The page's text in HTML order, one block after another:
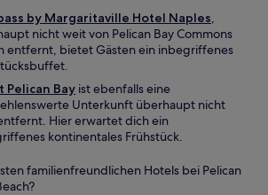
by Margaritaville Hotel Naples,
nicht weit von Pelican Bay Commons
entfernt, bietet Gästen ein inbegriffenes
Pelican Bay ist ebenfalls eine
Unterkunft überhaupt nicht
Hier erwartet dich ein
kontinentales Frühstück.
familienfreundlichen Hotels bei Pelican